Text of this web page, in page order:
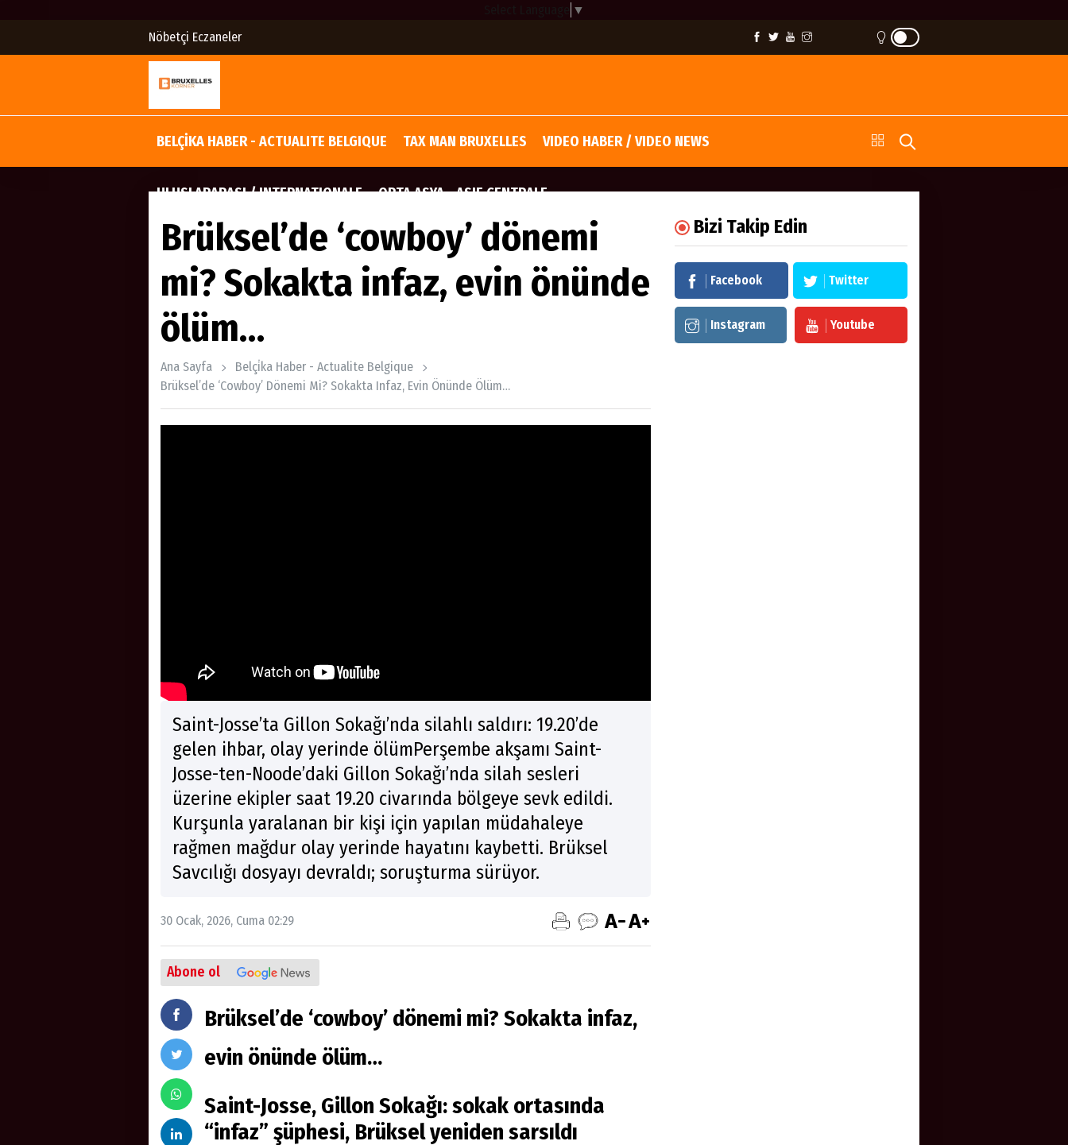
▼
Nöbetçi Eczaneler
BELÇİKA HABER - ACTUALITE BELGIQUE TAX MAN BRUXELLES VIDEO HABER / VIDEO NEWS
ULUSLARARASI / INTERNATIONALE ORTA ASYA - ASIE CENTRALE
Brüksel’de ‘cowboy’ dönemi
mi? Sokakta infaz, evin önünde
ölüm…
Ana Sayfa
Belçi̇ka Haber - Actualite Belgique
Brüksel’de ‘cowboy’ Dönemi Mi? Sokakta Infaz, Evin Önünde Ölüm…
Saint-Josse’ta Gillon Sokağı’nda silahlı saldırı: 19.20’de
gelen ihbar, olay yerinde ölümPerşembe akşamı Saint-
Josse-ten-Noode’daki Gillon Sokağı’nda silah sesleri
üzerine ekipler saat 19.20 civarında bölgeye sevk edildi.
Kurşunla yaralanan bir kişi için yapılan müdahaleye
rağmen mağdur olay yerinde hayatını kaybetti. Brüksel
Savcılığı dosyayı devraldı; soruşturma sürüyor.
30 Ocak, 2026, Cuma 02:29
Abone ol
Brüksel’de ‘cowboy’ dönemi mi? Sokakta infaz,
evin önünde ölüm…
Saint-Josse, Gillon Sokağı: sokak ortasında
“infaz” şüphesi, Brüksel yeniden sarsıldı
Bizi Takip Edin
Facebook Twitter
Instagram Youtube